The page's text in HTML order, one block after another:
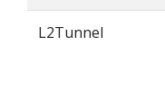
L2Tunnel